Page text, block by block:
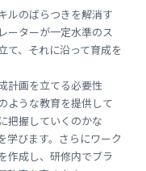
ルのばらつきを解消す
ーターが一定水準のス
て、それに沿って育成を
計画を立てる必要性
ような教育を提供して
把握していくのかな
学びます。さらにワーク
作成し、研修内でブラ